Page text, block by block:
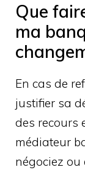
Que
ma
En cas de
justifier sa
des recours
médiateur
négociez